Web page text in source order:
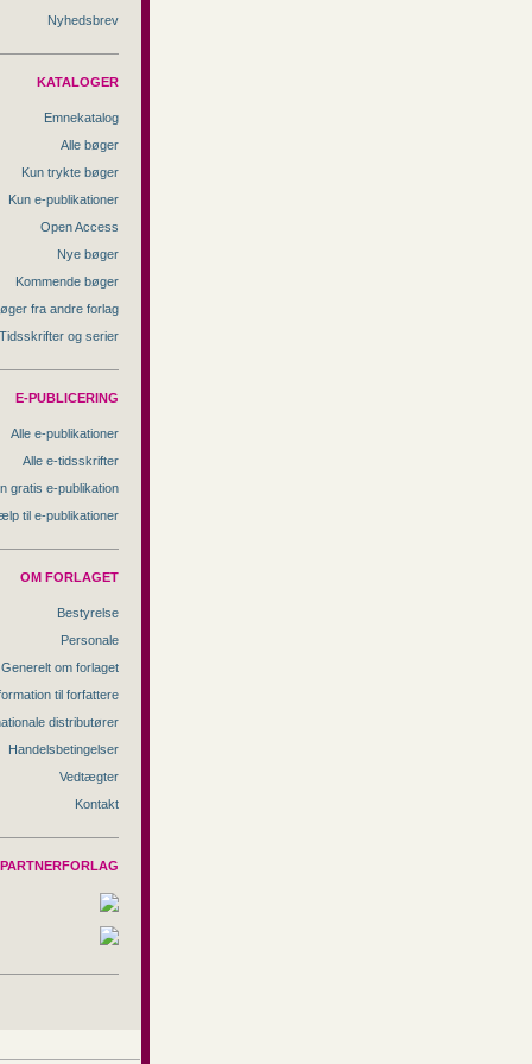
Nyhedsbrev
KATALOGER
Emnekatalog
Alle bøger
Kun trykte bøger
Kun e-publikationer
Open Access
Nye bøger
Kommende bøger
fra andre forlag
Tidsskrifter og serier
E-PUBLICERING
Alle e-publikationer
Alle e-tidsskrifter
gratis e-publikation
til e-publikationer
OM FORLAGET
Bestyrelse
Personale
Generelt om forlaget
til forfattere
distributører
Handelsbetingelser
Vedtægter
Kontakt
PARTNERFORLAG